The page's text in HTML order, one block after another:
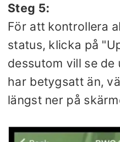
Steg 5:
För att kontrollera
status, klicka på
dessutom vill se
har betygsatt än,
längst ner på